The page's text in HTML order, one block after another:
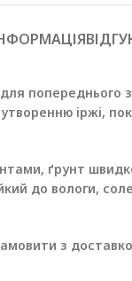
іржі,
ґрунт
вологи,
з